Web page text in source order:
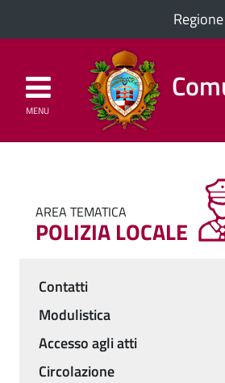
MENU
AREA TEMATICA
POLIZIA LOCALE
Menu
Contatti
Modulistica
Accesso agli atti
Circolazione